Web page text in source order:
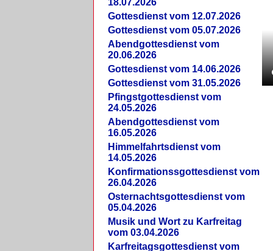
18.07.2026
Gottesdienst vom 12.07.2026
Gottesdienst vom 05.07.2026
Abendgottesdienst vom
20.06.2026
Gottesdienst vom 14.06.2026
Gottesdienst vom 31.05.2026
Pfingstgottesdienst vom
24.05.2026
Abendgottesdienst vom
16.05.2026
Himmelfahrtsdienst vom
14.05.2026
Konfirmationssgottesdienst vom
26.04.2026
Osternachtsgottesdienst vom
05.04.2026
Musik und Wort zu Karfreitag
vom 03.04.2026
Karfreitagsgottesdienst vom